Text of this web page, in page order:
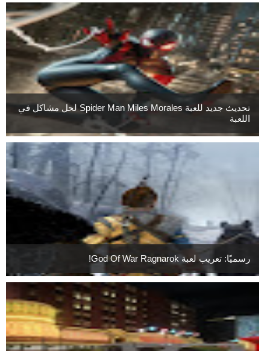
تحديث جديد للعبة Spider Man Miles Morales لحل مشاكل في
اللعبة
رسميًا: تعريب لعبة God Of War Ragnarok!